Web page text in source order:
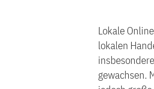
Lokale
lokalen
gewachsen.